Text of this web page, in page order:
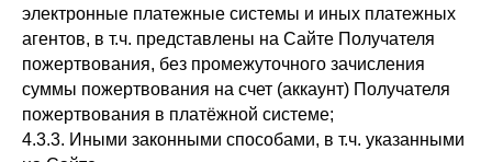
электронные платежные системы и иных платежных
агентов, в т.ч. представлены на Сайте Получателя
пожертвования, без промежуточного зачисления
суммы пожертвования на счет (аккаунт) Получателя
пожертвования в платёжной системе;
4.3.3. Иными законными способами, в т.ч. указанными